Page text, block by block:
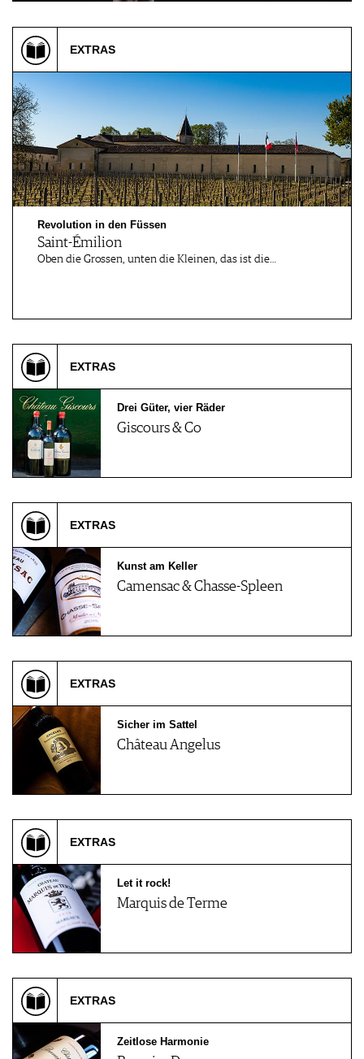
EXTRAS
Revolution in den Füssen
Saint-Émilion
Oben die Grossen, unten die Kleinen, das ist die…
EXTRAS
Drei Güter, vier Räder
Giscours & Co
EXTRAS
Kunst am Keller
Camensac & Chasse-Spleen
EXTRAS
Sicher im Sattel
Château Angelus
EXTRAS
Let it rock!
Marquis de Terme
EXTRAS
Zeitlose Harmonie